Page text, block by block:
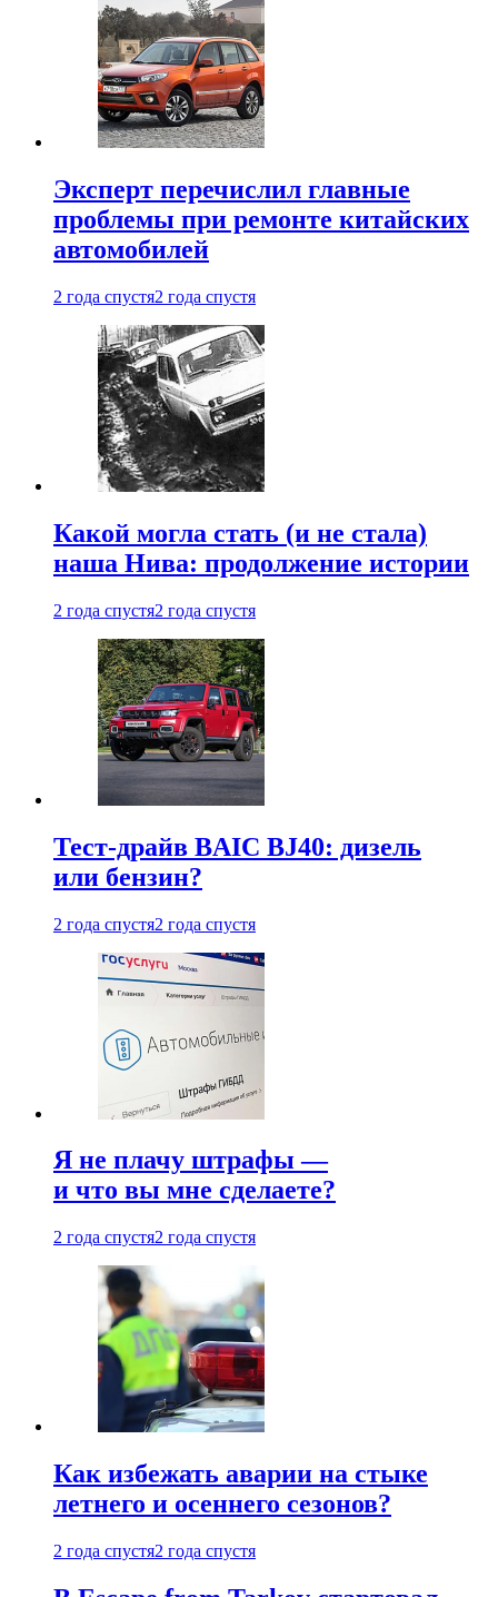
Эксперт перечислил главные
проблемы при ремонте китайских
автомобилей
2 года спустя2 года спустя
Какой могла стать (и не стала)
наша Нива: продолжение истории
2 года спустя2 года спустя
Тест-драйв BAIC BJ40: дизель
или бензин?
2 года спустя2 года спустя
Я не плачу штрафы —
и что вы мне сделаете?
2 года спустя2 года спустя
Как избежать аварии на стыке
летнего и осеннего сезонов?
2 года спустя2 года спустя